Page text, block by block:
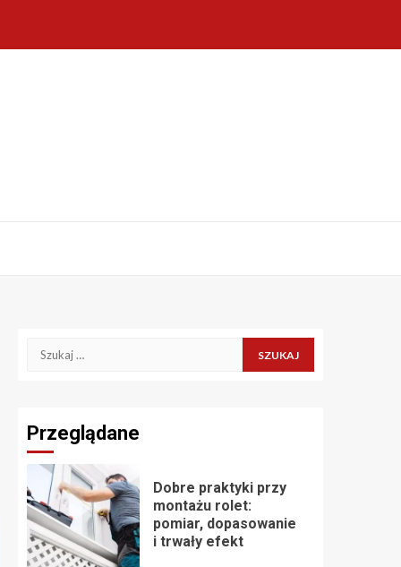
Szukaj:
Przeglądane
Dobre praktyki przy
montażu rolet:
pomiar, dopasowanie
i trwały efekt